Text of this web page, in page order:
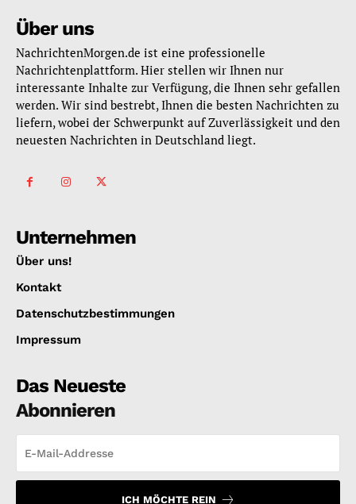
Über uns
NachrichtenMorgen.de ist eine professionelle
Nachrichtenplattform. Hier stellen wir Ihnen nur
interessante Inhalte zur Verfügung, die Ihnen sehr gefallen
werden. Wir sind bestrebt, Ihnen die besten Nachrichten zu
liefern, wobei der Schwerpunkt auf Zuverlässigkeit und den
neuesten Nachrichten in Deutschland liegt.
Unternehmen
Über uns!
Kontakt
Datenschutzbestimmungen
Impressum
Das Neueste
Abonnieren
ICH MÖCHTE REIN